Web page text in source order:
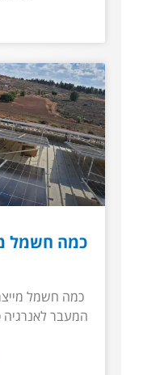
כמה חשמל
כמה חשמל
המעבר לאנרגיה